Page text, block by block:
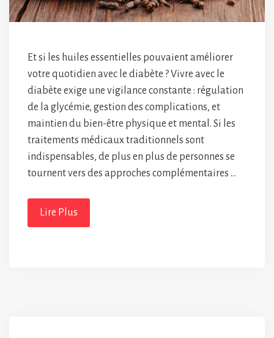
Et si les huiles essentielles pouvaient améliorer
votre quotidien avec le diabète ? Vivre avec le
diabète exige une vigilance constante : régulation
de la glycémie, gestion des complications, et
maintien du bien-être physique et mental. Si les
traitements médicaux traditionnels sont
indispensables, de plus en plus de personnes se
tournent vers des approches complémentaires …
Lire Plus